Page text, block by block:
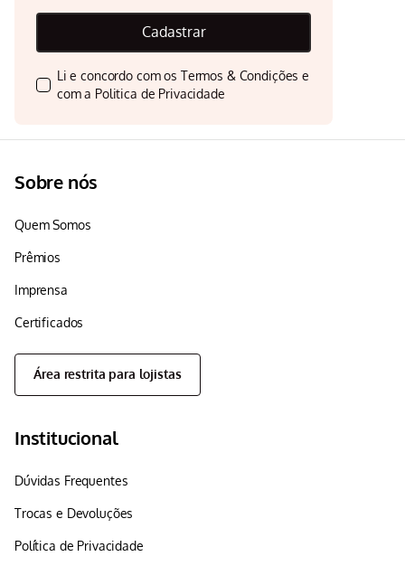
Cadastrar
Li e concordo com os Termos & Condições e
com a Politica de Privacidade
Sobre nós
Quem Somos
Prêmios
Imprensa
Certificados
Área restrita para lojistas
Institucional
Dúvidas Frequentes
Trocas e Devoluções
Política de Privacidade